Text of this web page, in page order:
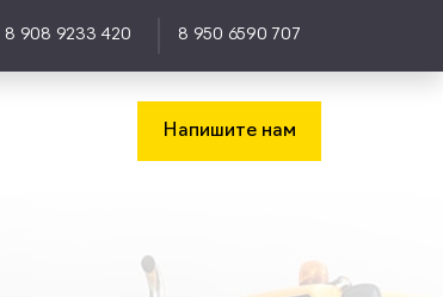
8 908 9233 420 8 950 6590 707
Напишите нам